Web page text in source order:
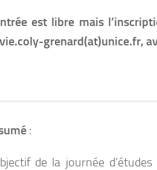
est libre mais
grenard(at)unice.fr,
:
de la journée d’études